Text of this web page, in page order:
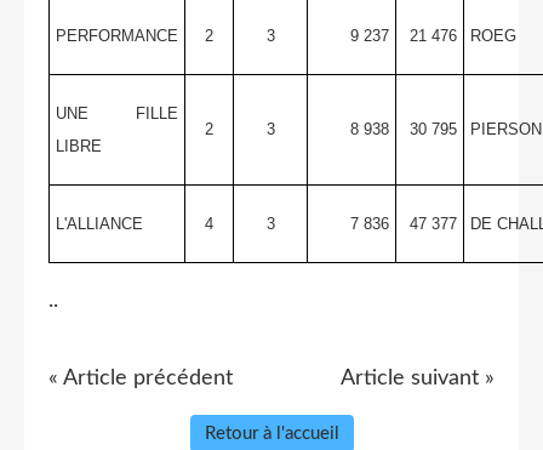
PERFORMANCE 2 3 9 237 21 476 ROEG
UNE FILLE
LIBRE
2 3 8 938 30 795 PIERSON
L'ALLIANCE 4 3 7 836 47 377 DE
..
« Article précédent Article suivant »
Retour à l'accueil